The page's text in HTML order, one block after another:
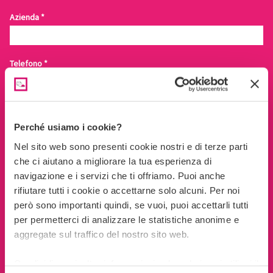
Perché usiamo i cookie?
Nel sito web sono presenti cookie nostri e di terze parti
che ci aiutano a migliorare la tua esperienza di
navigazione e i servizi che ti offriamo. Puoi anche
rifiutare tutti i cookie o accettarne solo alcuni. Per noi
però sono importanti quindi, se vuoi, puoi accettarli tutti
per permetterci di analizzare le statistiche anonime e
aggregate sul traffico del nostro sito web.
Azienda*
Telefono*
Messaggio
Desidero ricevere risposta in merito a quanto richiesto secondo le finalità